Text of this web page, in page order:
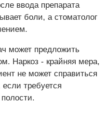
ввода препарата
боли, а стоматолог
может предложить
Наркоз - крайняя мера,
не может справиться
требуется